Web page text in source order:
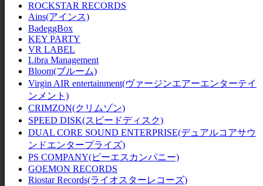
ROCKSTAR RECORDS
Ains(アインス)
BadeggBox
KEY PARTY
VR LABEL
Libra Management
Bloom(ブルーム)
Virgin AIR entertainment(ヴァージンエアーエンターテイ
ンメント)
CRIMZON(クリムゾン)
SPEED DISK(スピードディスク)
DUAL CORE SOUND ENTERPRISE(デュアルコアサウ
ンドエンタープライズ)
PS COMPANY(ピーエスカンパニー)
GOEMON RECORDS
Riostar Records(ライオスターレコーズ)